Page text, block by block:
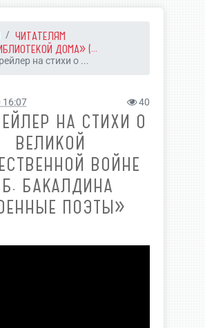
ЧИТАТЕЛЯМ
ДОМА» (...
на стихи о ...
16:07 40
НА СТИХИ О
ВЕЛИКОЙ
ВОЙНЕ
БАКАЛДИНА
ПОЭТЫ»